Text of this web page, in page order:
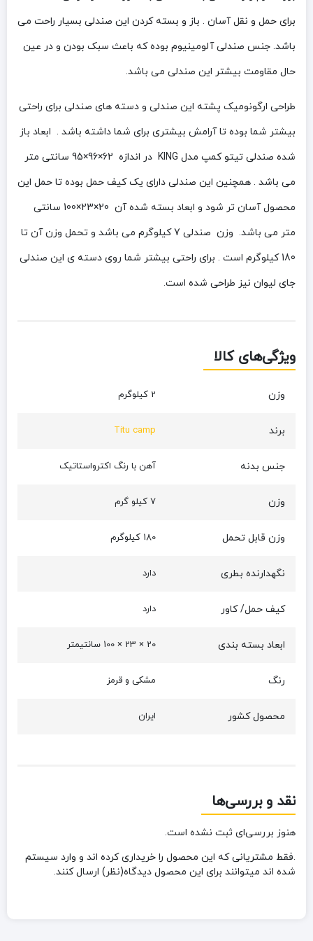
برای حمل و نقل آسان . باز و بسته کردن این صندلی بسیار راحت می
باشد. جنس صندلی آلومینیوم بوده که باعث سبک بودن و در عین
حال مقاومت بیشتر این صندلی می باشد.
طراحی ارگونومیک پشته این صندلی و دسته های صندلی برای راحتی
بیشتر شما بوده تا آرامش بیشتری برای شما داشته باشد . ابعاد باز
شده صندلی تیتو کمپ مدل KING در اندازه 62×96×95 سانتی متر
می باشد . همچنین این صندلی دارای یک کیف حمل بوده تا حمل این
محصول آسان تر شود و ابعاد بسته شده آن 20×23×100 سانتی
متر می باشد. وزن صندلی 7 کیلوگرم می باشد و تحمل وزن آن تا
180 کیلوگرم است . برای راحتی بیشتر شما روی دسته ی این صندلی
جای لیوان نیز طراحی شده است.
ویژگی‌های کالا
وزن 2 کیلوگرم
برند Titu camp
جنس بدنه آهن با رنگ اکترواستاتیک
وزن 7 کیلو گرم
وزن قابل تحمل 180 کیلوگرم
نگهدارنده بطری دارد
کیف حمل/ کاور دارد
ابعاد بسته بندی 20 × 23 × 100 سانتیمتر
رنگ مشکی و قرمز
محصول کشور ایران
نقد و بررسی‌ها
هنوز بررسی‌ای ثبت نشده است.
.فقط مشتریانی که این محصول را خریداری کرده اند و وارد سیستم
شده اند میتوانند برای این محصول دیدگاه(نظر) ارسال کنند.